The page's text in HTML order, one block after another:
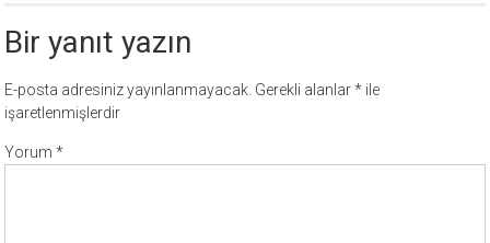
Bir yanıt yazın
E-posta adresiniz yayınlanmayacak. Gerekli alanlar* ile
işaretlenmişlerdir
Yorum*